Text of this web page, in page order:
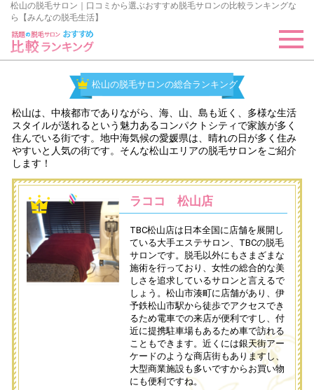
松山の脱毛サロン｜口コミから選ぶおすすめ脱毛サロンの比較ランキングな
ら【みんなの脱毛生活】
松山の脱毛サロンの総合ランキング
松山は、中核都市でありながら、海、山、島も近く、多様な生活
スタイルが送れるという魅力あるコンパクトシティで家族が多く
住んでいる街です。地中海気候の愛媛県は、晴れの日が多く住み
やすいと人気の街です。そんな松山エリアの脱毛サロンをご紹介
します！
ラココ 松山店
TBC松山店は日本全国に店舗を展開し
ている大手エステサロン、TBCの脱毛
サロンです。脱毛以外にもさまざまな
施術を行っており、女性の総合的な美
しさを追求しているサロンと言えるで
しょう。松山市湊町に店舗があり、伊
予鉄松山市駅から徒歩でアクセスでき
るため電車での来店が便利ですし、付
近に提携駐車場もあるため車で訪れる
こともできます。近くには銀天街アー
ケードのような商店街もありますし、
大型商業施設も多いですからお買い物
にも便利ですね。